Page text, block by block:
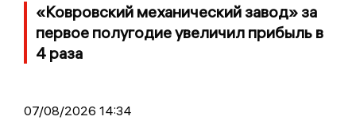
«Ковровский механический завод» за
первое полугодие увеличил прибыль в
4 раза
07/08/2026 14:34